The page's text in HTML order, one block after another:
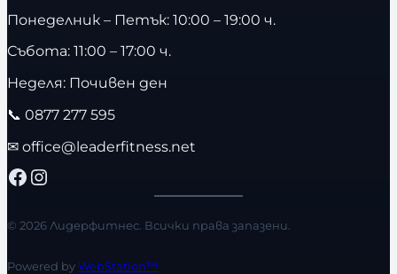
Понеделник – Петък: 10:00 – 19:00 ч.
Събота: 11:00 – 17:00 ч.
Неделя: Почивен ден
📞 0877 277 595
✉ office@leaderfitness.net
Facebook Instagram
© 2026 Лидерфитнес. Всички права запазени.
Powered byWebStation™